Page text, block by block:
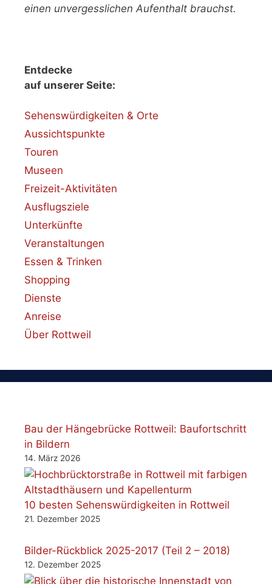
einen unvergesslichen Aufenthalt brauchst.
Entdecke
auf unserer Seite:
Sehenswürdigkeiten & Orte
Aussichtspunkte
Touren
Museen
Freizeit-Aktivitäten
Ausflugsziele
Unterkünfte
Veranstaltungen
Essen & Trinken
Shopping
Dienste
Anreise
Über Rottweil
Bau der Hängebrücke Rottweil: Baufortschritt
in Bildern
14. März 2026
10 besten Sehenswürdigkeiten in Rottweil
21. Dezember 2025
Bilder-Rückblick 2025-2017 (Teil 2 – 2018)
12. Dezember 2025